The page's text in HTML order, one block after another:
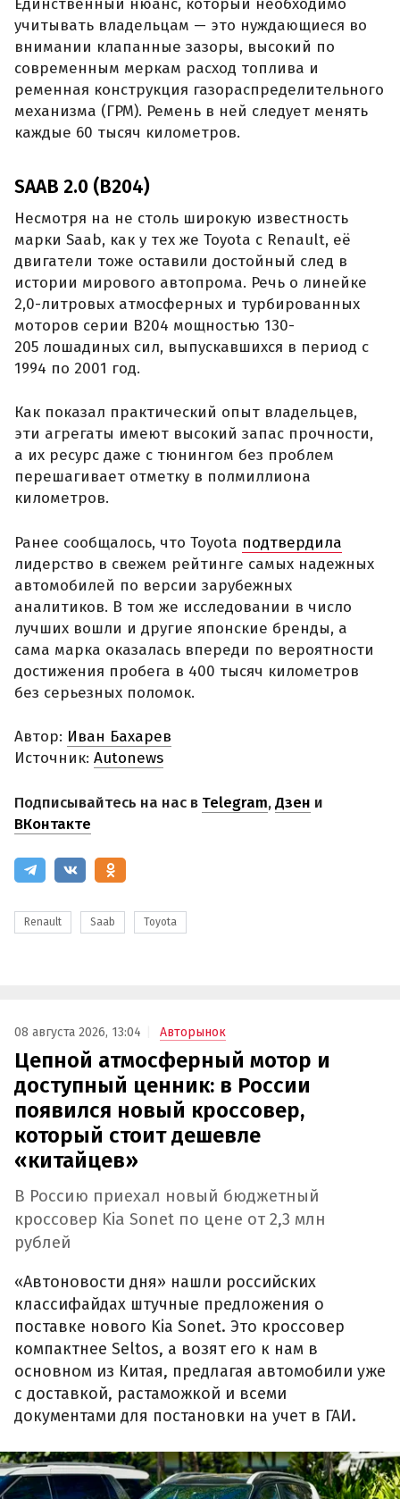
Единственный нюанс, который необходимо
учитывать владельцам — это нуждающиеся во
внимании клапанные зазоры, высокий по
современным меркам расход топлива и
ременная конструкция газораспределительного
механизма (ГРМ). Ремень в ней следует менять
каждые 60 тысяч километров.
SAAB 2.0 (B204)
Несмотря на не столь широкую известность
марки Saab, как у тех же Toyota с Renault, её
двигатели тоже оставили достойный след в
истории мирового автопрома. Речь о линейке
2,0-литровых атмосферных и турбированных
моторов серии B204 мощностью 130-
205 лошадиных сил, выпускавшихся в период с
1994 по 2001 год.
Как показал практический опыт владельцев,
эти агрегаты имеют высокий запас прочности,
а их ресурс даже с тюнингом без проблем
перешагивает отметку в полмиллиона
километров.
Ранее сообщалось, что Toyota подтвердила
лидерство в свежем рейтинге самых надежных
автомобилей по версии зарубежных
аналитиков. В том же исследовании в число
лучших вошли и другие японские бренды, а
сама марка оказалась впереди по вероятности
достижения пробега в 400 тысяч километров
без серьезных поломок.
Автор: Иван Бахарев
Источник: Autonews
Подписывайтесь на нас в Telegram,Дзен и
ВКонтакте
Renault Saab Toyota
08 августа 2026, 13:04 Авторынок
Цепной атмосферный мотор и
доступный ценник: в России
появился новый кроссовер,
который стоит дешевле
«китайцев»
В Россию приехал новый бюджетный
кроссовер Kia Sonet по цене от 2,3 млн
рублей
«Автоновости дня» нашли российских
классифайдах штучные предложения о
поставке нового Kia Sonet. Это кроссовер
компактнее Seltos, а возят его к нам в
основном из Китая, предлагая автомобили уже
с доставкой, растаможкой и всеми
документами для постановки на учет в ГАИ.